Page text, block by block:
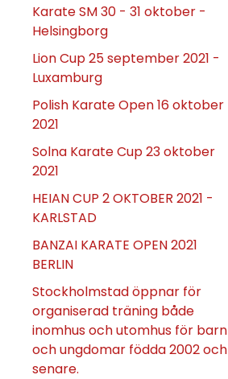
Karate SM 30 - 31 oktober -
Helsingborg
Lion Cup 25 september 2021 -
Luxamburg
Polish Karate Open 16 oktober
2021
Solna Karate Cup 23 oktober
2021
HEIAN CUP 2 OKTOBER 2021 -
KARLSTAD
BANZAI KARATE OPEN 2021
BERLIN
Stockholmstad öppnar för
organiserad träning både
inomhus och utomhus för barn
och ungdomar födda 2002 och
senare.